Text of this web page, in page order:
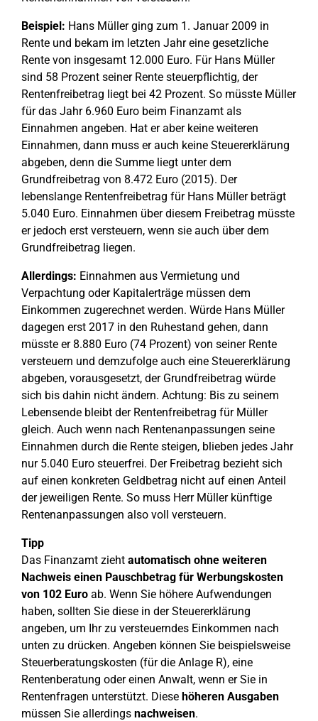
Beispiel: Hans Müller ging zum 1. Januar 2009 in
Rente und bekam im letzten Jahr eine gesetzliche
Rente von insgesamt 12.000 Euro. Für Hans Müller
sind 58 Prozent seiner Rente steuerpflichtig, der
Rentenfreibetrag liegt bei 42 Prozent. So müsste Müller
für das Jahr 6.960 Euro beim Finanzamt als
Einnahmen angeben. Hat er aber keine weiteren
Einnahmen, dann muss er auch keine Steuererklärung
abgeben, denn die Summe liegt unter dem
Grundfreibetrag von 8.472 Euro (2015). Der
lebenslange Rentenfreibetrag für Hans Müller beträgt
5.040 Euro. Einnahmen über diesem Freibetrag müsste
er jedoch erst versteuern, wenn sie auch über dem
Grundfreibetrag liegen.
Allerdings: Einnahmen aus Vermietung und
Verpachtung oder Kapitalerträge müssen dem
Einkommen zugerechnet werden. Würde Hans Müller
dagegen erst 2017 in den Ruhestand gehen, dann
müsste er 8.880 Euro (74 Prozent) von seiner Rente
versteuern und demzufolge auch eine Steuererklärung
abgeben, vorausgesetzt, der Grundfreibetrag würde
sich bis dahin nicht ändern. Achtung: Bis zu seinem
Lebensende bleibt der Rentenfreibetrag für Müller
gleich. Auch wenn nach Rentenanpassungen seine
Einnahmen durch die Rente steigen, blieben jedes Jahr
nur 5.040 Euro steuerfrei. Der Freibetrag bezieht sich
auf einen konkreten Geldbetrag nicht auf einen Anteil
der jeweiligen Rente. So muss Herr Müller künftige
Rentenanpassungen also voll versteuern.
Tipp
Das Finanzamt zieht automatisch ohne weiteren
Nachweis einen Pauschbetrag für Werbungskosten
von 102 Euro ab. Wenn Sie höhere Aufwendungen
haben, sollten Sie diese in der Steuererklärung
angeben, um Ihr zu versteuerndes Einkommen nach
unten zu drücken. Angeben können Sie beispielsweise
Steuerberatungskosten (für die Anlage R), eine
Rentenberatung oder einen Anwalt, wenn er Sie in
Rentenfragen unterstützt. Diese höheren Ausgaben
müssen Sie allerdings nachweisen.